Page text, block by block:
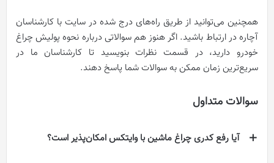
همچنین می‌توانید از طریق راه‌های درج شده در سایت با کارشناسان
آچاره در ارتباط باشید. اگر هنوز هم سوالاتی درباره نحوه پوليش چراغ
خودرو دارید، در قسمت نظرات بنویسید تا کارشناسان ما در
سریع‌ترین زمان ممکن به سوالات شما پاسخ دهند.
سوالات متداول
آیا رفع کدری چراغ ماشین با وایتکس امکان‌پذیر است؟